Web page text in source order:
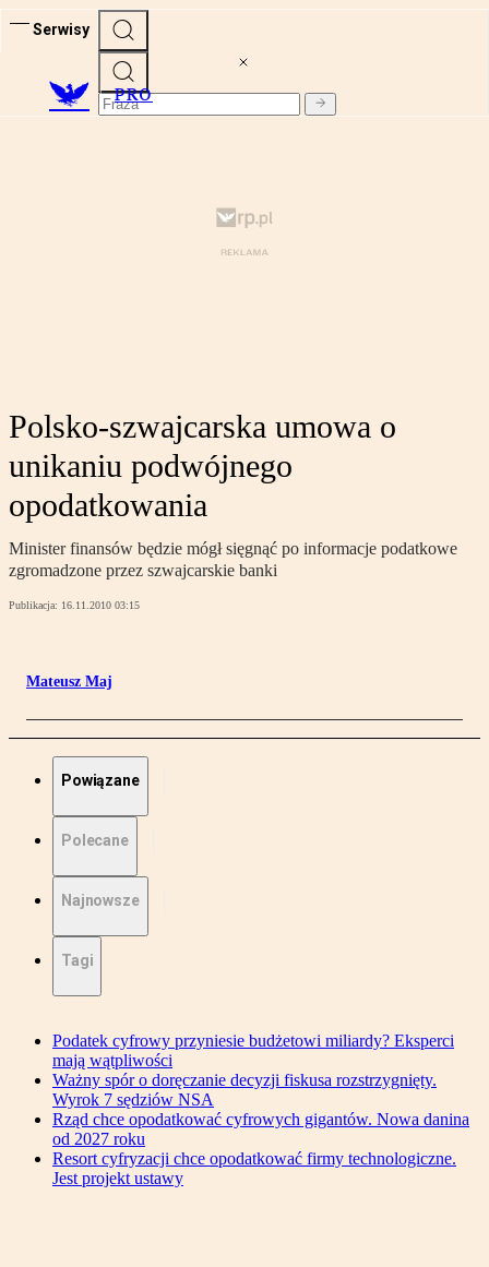
Serwisy
PRO
Polsko-szwajcarska umowa o
unikaniu podwójnego
opodatkowania
Minister finansów będzie mógł sięgnąć po informacje podatkowe
zgromadzone przez szwajcarskie banki
Publikacja: 16.11.2010 03:15
Mateusz Maj
Powiązane
Polecane
Najnowsze
Tagi
Podatek cyfrowy przyniesie budżetowi miliardy? Eksperci
mają wątpliwości
Ważny spór o doręczanie decyzji fiskusa rozstrzygnięty.
Wyrok 7 sędziów NSA
Rząd chce opodatkować cyfrowych gigantów. Nowa danina
od 2027 roku
Resort cyfryzacji chce opodatkować firmy technologiczne.
Jest projekt ustawy